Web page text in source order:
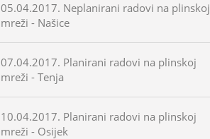
05.04.2017. Neplanirani radovi na plinskoj
mreži - Našice
07.04.2017. Planirani radovi na plinskoj
mreži - Tenja
10.04.2017. Planirani radovi na plinskoj
mreži - Osijek